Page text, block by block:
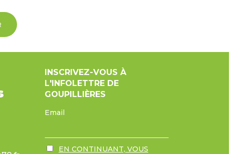
INSCRIVEZ-VOUS À
L'INFOLETTRE DE
GOUPILLIÈRES
Email
EN CONTINUANT, VOUS